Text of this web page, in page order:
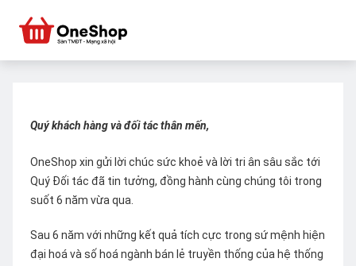
Quý khách hàng và đối tác thân mến,
OneShop xin gửi lời chúc sức khoẻ và lời tri ân sâu sắc tới
Quý Đối tác đã tin tưởng, đồng hành cùng chúng tôi trong
suốt 6 năm vừa qua.
Sau 6 năm với những kết quả tích cực trong sứ mệnh hiện
đại hoá và số hoá ngành bán lẻ truyền thống của hệ thống